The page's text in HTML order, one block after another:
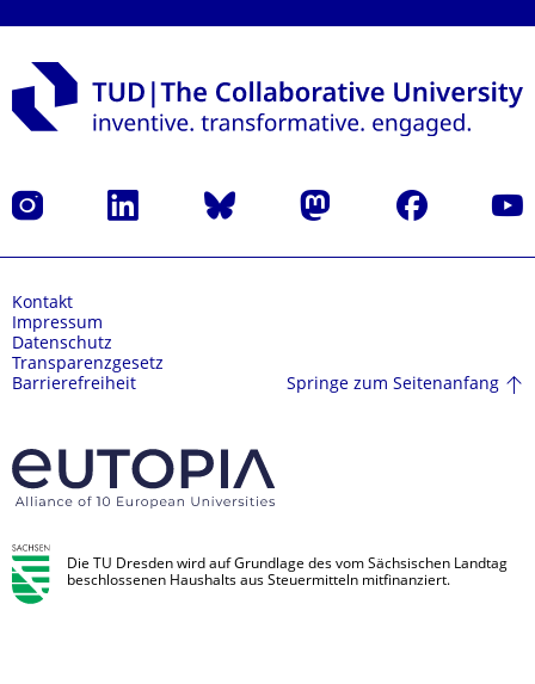
Instagram LinkedIn Bluesky Mastodon Facebook
Kontakt
Impressum
Datenschutz
Transparenzgesetz
Barrierefreiheit
Springe zum Seitenanfang
Die TU Dresden wird auf Grundlage des vom Sächsischen Landtag
beschlossenen Haushalts aus Steuermitteln mitfinanziert.